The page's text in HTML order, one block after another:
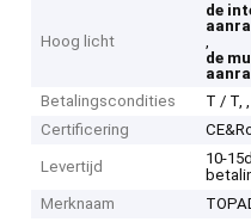
Hoog licht
de
,
de
Betalingscondities
T / T,
Certificering
Levertijd
10-
Merknaam